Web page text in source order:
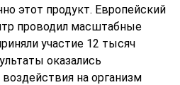
этот продукт. Европейский
проводил масштабные
участие 12 тысяч
оказались
на организм